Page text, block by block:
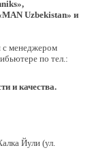
Uzbekistan» и
с менеджером
по тел.:
и качества.
Йули (ул.